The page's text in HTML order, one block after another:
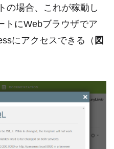
の場合、これが稼動し
トにWebブラウザでア
にアクセスできる（ 図